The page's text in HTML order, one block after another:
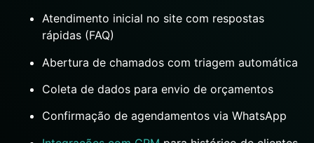
Atendimento inicial no site com respostas
rápidas (FAQ)
Abertura de chamados com triagem automática
Coleta de dados para envio de orçamentos
Confirmação de agendamentos via WhatsApp